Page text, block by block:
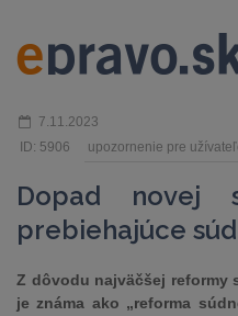
7.11.2023
ID: 5906
upozornenie pre
Dopad novej
prebiehajúce
Z dôvodu najväčšej reformy
je známa ako „reforma